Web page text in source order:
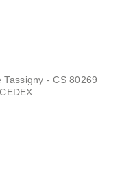
- CS 80269